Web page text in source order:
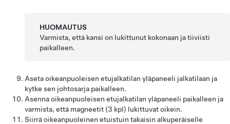
HUOMAUTUS
Varmista, että kansi on lukittunut kokonaan ja tiiviisti
paikalleen.
Aseta oikeanpuoleisen etujalkatilan yläpaneeli jalkatilaan ja
kytke sen johtosarja paikalleen.
Asenna oikeanpuoleisen etujalkatilan yläpaneeli paikalleen ja
varmista, että magneetit (3 kpl) lukittuvat oikein.
Siirrä oikeanpuoleinen etuistuin takaisin alkuperäiselle